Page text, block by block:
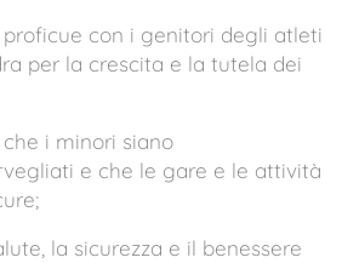
proficue con i genitori degli atleti
per la crescita e la tutela dei
i minori siano
e che le gare e le attività
la sicurezza e il benessere